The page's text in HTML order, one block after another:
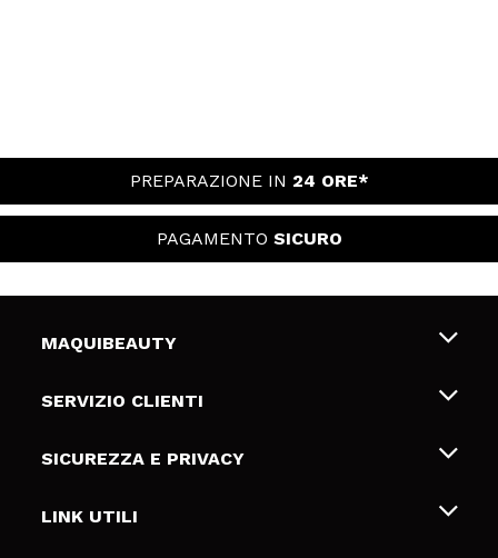
PREPARAZIONE IN 24 ORE*
PAGAMENTO SICURO
MAQUIBEAUTY
Chi siamo
Gift Cards
SERVIZIO CLIENTI
Spedizioni & Resi
Metodi di pagamamento
SICUREZZA E PRIVACY
Termini e condizioni
LINK UTILI